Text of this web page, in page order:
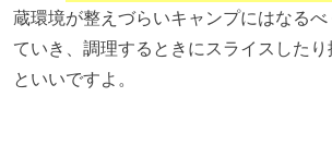
蔵環境が整えづらいキャンプにはなる
ていき、調理するときにスライスした
といいですよ。